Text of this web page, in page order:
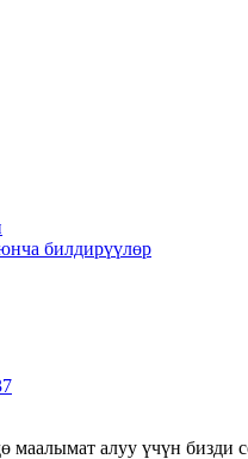
билдирүүлөр
алуу үчүн бизди